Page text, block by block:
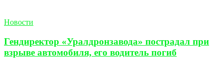
Новости
Гендиректор «Уралдронзавода» пострадал при
взрыве автомобиля, его водитель погиб